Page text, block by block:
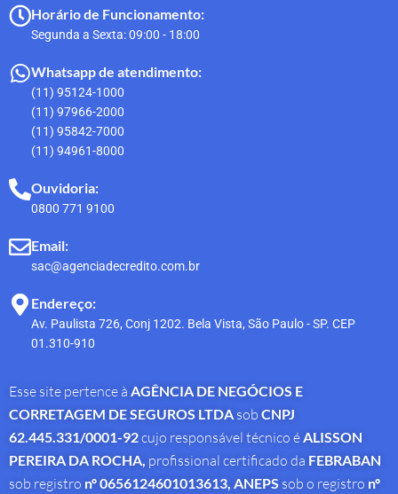
Horário de Funcionamento:
Segunda a Sexta: 09:00 - 18:00
Whatsapp de atendimento:
(11) 95124-1000
(11) 97966-2000
(11) 95842-7000
(11) 94961-8000
Ouvidoria:
0800 771 9100
Email:
sac@agenciadecredito.com.br
Endereço:
Av. Paulista 726, Conj 1202. Bela Vista, São Paulo - SP. CEP
01.310-910
Esse site pertence à AGÊNCIA DE NEGÓCIOS E
CORRETAGEM DE SEGUROS LTDAsob CNPJ
62.445.331/0001-92cujo responsável técnico éALISSON
PEREIRA DA ROCHA, profissional certificado da FEBRABAN
sob registro nº 0656124601013613, ANEPS sob o registro nº